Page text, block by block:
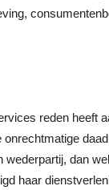
reden heeft
onrechtmatige
wederpartij, dan
haar